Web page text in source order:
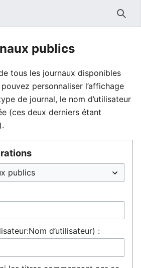
publics
tous les journaux disponibles
personnaliser l’affichage
de journal, le nom d’utilisateur
(ces deux derniers étant
d’utilisateur) :